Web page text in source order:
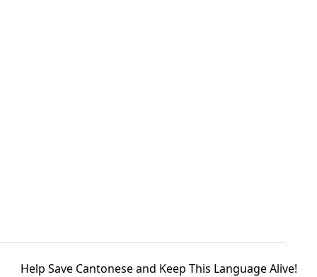
Help Save Cantonese and Keep This Language Alive!